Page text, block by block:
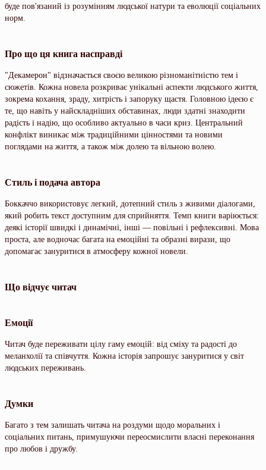
буде пов'язаний із розумінням людської натури та еволюції соціальних
норм.
Про що ця книга насправді
"Декамерон" відзначається своєю великою різноманітністю тем і
сюжетів. Кожна новела розкриває унікальні аспекти людського життя,
зокрема кохання, зраду, хитрість і запоруку щастя. Головною ідеєю є
те, що навіть у найскладніших обставинах, люди здатні знаходити
радість і надію, що особливо актуально в часи криз. Центральний
конфлікт виникає між традиційними цінностями та новими
поглядами на життя, а також між долею та вільною волею.
Стиль і подача автора
Боккаччо використовує легкий, дотепний стиль з живими діалогами,
який робить текст доступним для сприйняття. Темп книги варіюється:
деякі історії швидкі і динамічні, інші — повільні і рефлексивні. Мова
проста, але водночас багата на емоційні та образні вирази, що
допомагає зануритися в атмосферу кожної новели.
Що відчує читач
Емоції
Читач буде переживати цілу гаму емоцій: від сміху та радості до
меланхолії та співчуття. Кожна історія запрошує зануритися у світ
людських переживань.
Думки
Багато з тем залишать читача на роздуми щодо моральних і
соціальних питань, примушуючи переосмислити власні переконання
про любов і дружбу.